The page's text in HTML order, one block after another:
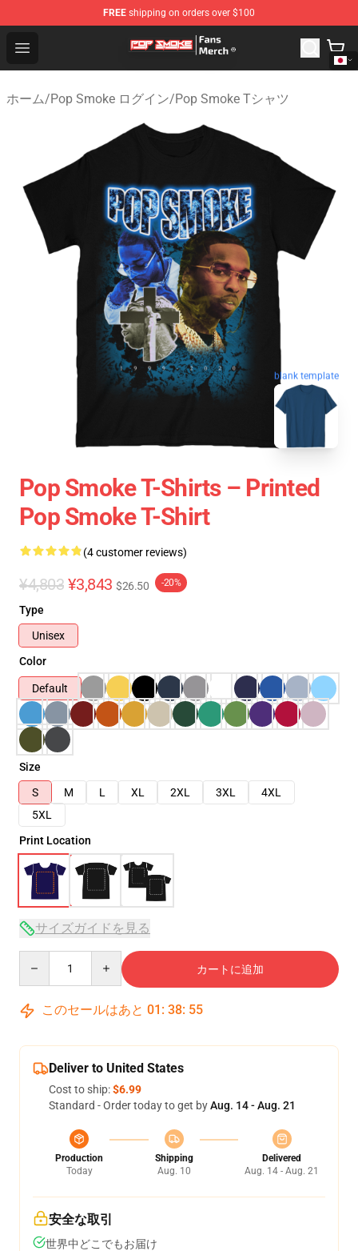
FREE shipping on orders over $100
Open menu
Pop Smoke Store - Official Pop Smoke Merchandise
ホーム/Pop Smoke ログイン/Pop Smoke Tシャツ
blank template
Pop Smoke T-Shirts – Printed
Pop Smoke T-Shirt
(4 customer reviews)
¥4,803 ¥3,843 $26.50 -20%
Type
Unisex
Color
Default
Size
S
M L XL 2XL 3XL
4XL
5XL
Print Location
サイズガイドを見る
カートに追加
このセールはあと 01 : 38: 54
Deliver to United States
Cost to ship:$6.99
Standard - Order today to get byAug. 14 - Aug. 21
Production
Today
Shipping
Aug. 10
Delivered
Aug. 14 - Aug. 21
安全な取引
世界中どこでもお届け